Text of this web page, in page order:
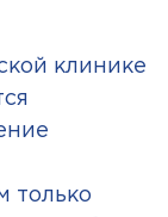
клинике
только